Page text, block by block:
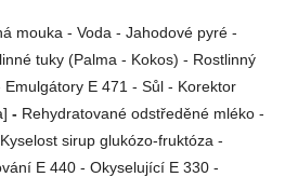
mouka - Voda - Jahodové pyré -
tuky (Palma - Kokos) - Rostlinný
E 471 - Sůl - Korektor
- Rehydratované odstředěné mléko -
sirup glukózo-fruktóza -
E 440 - Okyselující E 330 -